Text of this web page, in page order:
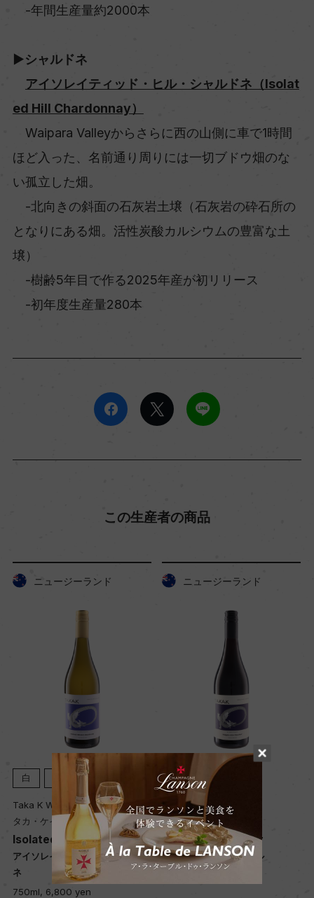
-年間生産量約2000本
▶シャルドネ
アイソレイティッド・ヒル・シャルドネ（Isolat
ed Hill Chardonnay）
Waipara Valleyからさらに西の山側に車で1時間
ほど入った、名前通り周りには一切ブドウ畑のな
い孤立した畑。
-北向きの斜面の石灰岩土壌（石灰岩の砕石所の
となりにある畑。活性炭酸カルシウムの豊富な土
壌）
-樹齢5年目で作る2025年産が初リリース
-初年度生産量280本
この生産者の商品
ニュージーランド
赤
Taka K Wines
タカ・ケイ・ワインズ
Waipara Pinot Noir
ワイパラ ピノ・ノワール
750ml, 4,300 yen
ニュージーランド
赤 2024
Taka K Wines
タカ・ケイ・ワインズ
Bannockburn Pinot Noir
バノックバーン ピノ・ノワール